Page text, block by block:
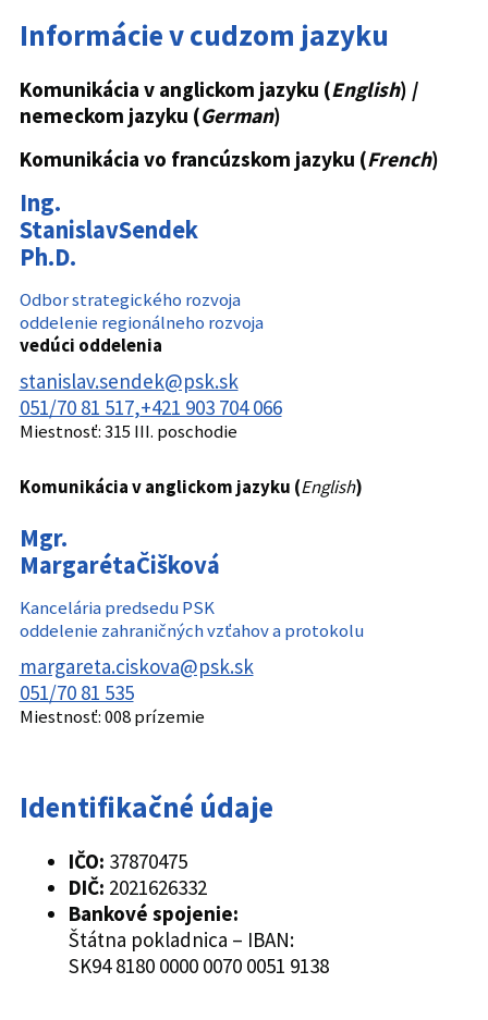
Informácie v cudzom jazyku
Komunikácia v anglickom jazyku (English) /
nemeckom jazyku (German)
Komunikácia vo francúzskom jazyku (French)
Ing.
StanislavSendek
Ph.D.
Odbor strategického rozvoja
oddelenie regionálneho rozvoja
vedúci oddelenia
stanislav.sendek@psk.sk
051/70 81 517 +421 903 704 066
Miestnosť:315 III. poschodie
Komunikácia v anglickom jazyku (English)
Mgr.
MargarétaČišková
Kancelária predsedu PSK
oddelenie zahraničných vzťahov a protokolu
margareta.ciskova@psk.sk
051/70 81 535
Miestnosť:008 prízemie
Identifikačné údaje
IČO: 37870475
DIČ: 2021626332
Bankové spojenie:
Štátna pokladnica – IBAN:
SK94 8180 0000 0070 0051 9138